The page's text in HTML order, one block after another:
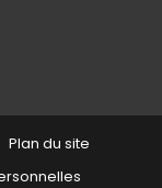
Plan du site